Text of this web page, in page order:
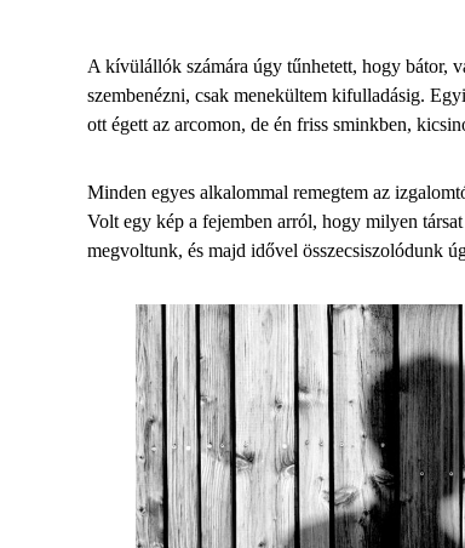
A kívülállók számára úgy tűnhetett, hogy bátor,
szembenézni, csak menekültem kifulladásig.
ott égett az arcomon, de én friss sminkben,
Minden egyes alkalommal remegtem az
Volt egy kép a fejemben arról, hogy milyen
megvoltunk, és majd idővel összecsiszolódunk